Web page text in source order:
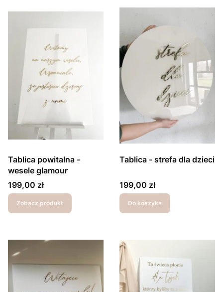
Tablica powitalna -
wesele glamour
Cena
199,00 zł
Zobacz produkt
Tablica - strefa dla dzieci
Cena
199,00 zł
Do koszyka